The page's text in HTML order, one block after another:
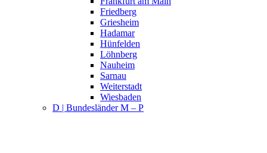
Friedberg
Griesheim
Hadamar
Hünfelden
Löhnberg
Nauheim
Sarnau
Weiterstadt
Wiesbaden
D | Bundesländer M – P